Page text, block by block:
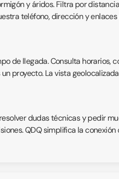
y áridos. Filtra por
teléfono, dirección y
de llegada. Consulta horarios,
proyecto. La vista
dudas técnicas y pedir
QDQ simplifica la